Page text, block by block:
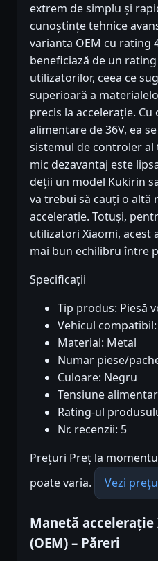
extrem de simplu și
cunoștințe tehnice
varianta OEM cu rating
beneficiază de un
utilizatorilor, ceea ce
superioară a
precis la accelerație.
alimentare de 36V, ea
sistemul de controler
mic dezavantaj este
deții un model Kukirin
va trebui să cauți o altă
accelerație. Totuși,
utilizatori Xiaomi, acest
mai bun echilibru între
Specificații
Tip produs: Piesă
Vehicul
Material: Metal
Numar piese/
Culoare: Negru
Tensiune
Rating-ul
Nr. recenzii: 5
Prețuri Preț la
poate varia.
Vezi
Manetă
(OEM) – Păreri